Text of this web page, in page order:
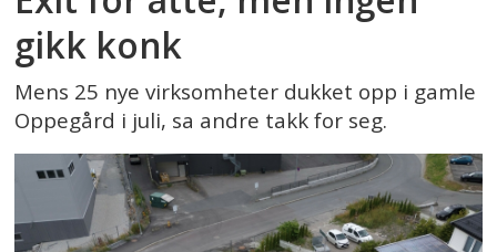
gikk konk
Mens 25 nye virksomheter dukket opp i gamle
Oppegård i juli, sa andre takk for seg.